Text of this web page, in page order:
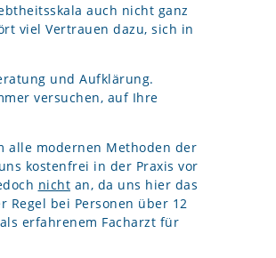
auch nicht ganz
viel Vertrauen dazu, sich in
und Aufklärung.
versuchen, auf Ihre
alle modernen Methoden der
kostenfrei in der Praxis vor
nicht an, da uns hier das
Regel bei Personen über 12
erfahrenem Facharzt für